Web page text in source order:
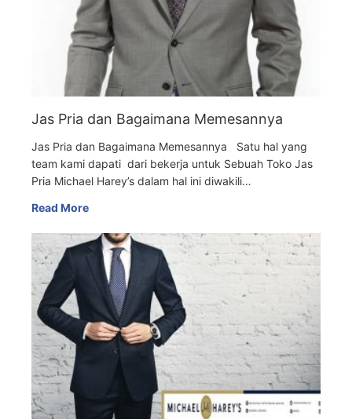
Jas Pria dan Bagaimana Memesannya
Jas Pria dan Bagaimana Memesannya Satu hal yang
team kami dapati dari bekerja untuk Sebuah Toko Jas
Pria Michael Harey’s dalam hal ini diwakili…
Read More